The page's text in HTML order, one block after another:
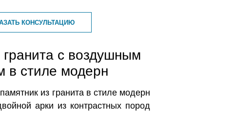
КОНСУЛЬТАЦИЮ
с воздушным
в стиле модерн
из гранита в стиле модерн
арки из контрастных пород